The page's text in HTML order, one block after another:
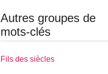
Autres groupes de
mots-clés
Fils des siècles